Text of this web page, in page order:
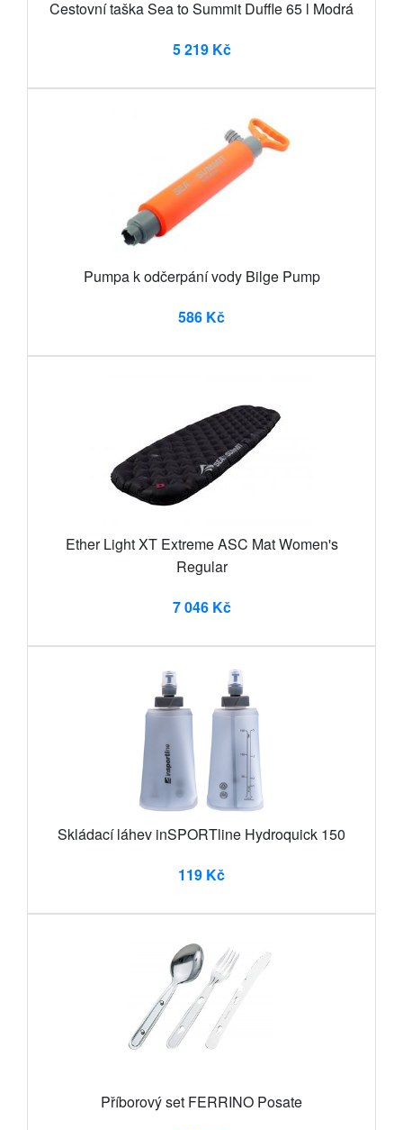
Cestovní taška Sea to Summit Duffle 65 l Modrá
5 219 Kč
Pumpa k odčerpání vody Bilge Pump
586 Kč
Ether Light XT Extreme ASC Mat Women's
Regular
7 046 Kč
Skládací láhev inSPORTline Hydroquick 150
119 Kč
Příborový set FERRINO Posate